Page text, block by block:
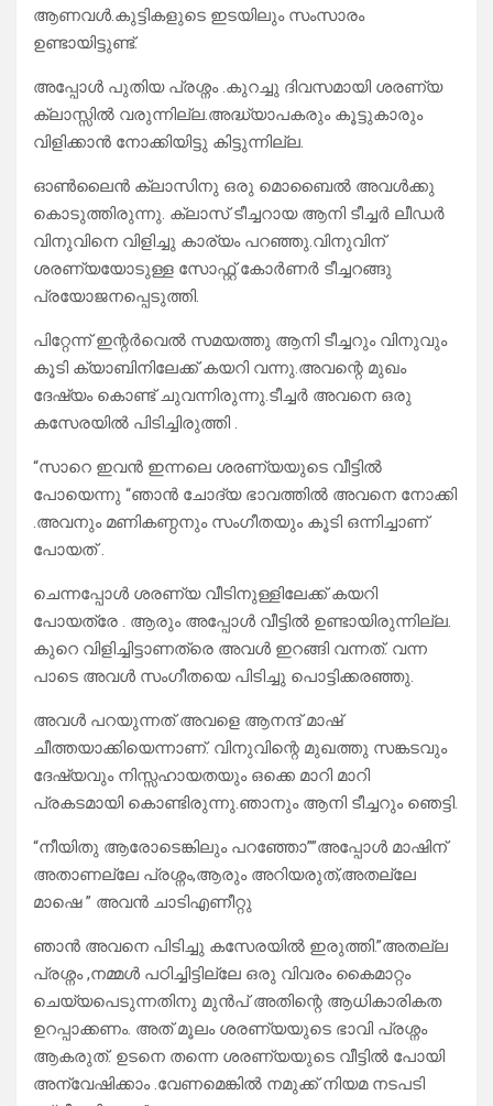
ആണവൾ.കുട്ടികളുടെ ഇടയിലും സംസാരം
ഉണ്ടായിട്ടുണ്ട്.
അപ്പോൾ പുതിയ പ്രശ്നം .കുറച്ചു ദിവസമായി ശരണ്യ
ക്ലാസ്സിൽ വരുന്നില്ല.അദ്ധ്യാപകരും കൂട്ടുകാരും
വിളിക്കാൻ നോക്കിയിട്ടു കിട്ടുന്നില്ല.
ഓൺലൈൻ ക്ലാസിനു ഒരു മൊബൈൽ അവൾക്കു
കൊടുത്തിരുന്നു. ക്ലാസ് ടീച്ചറായ ആനി ടീച്ചർ ലീഡർ
വിനുവിനെ വിളിച്ചു കാര്യം പറഞ്ഞു.വിനുവിന്
ശരണ്യയോടുള്ള സോഫ്റ്റ് കോർണർ ടീച്ചറങ്ങു
പ്രയോജനപ്പെടുത്തി.
പിറ്റേന്ന് ഇന്റർവെൽ സമയത്തു ആനി ടീച്ചറും വിനുവും
കൂടി ക്യാബിനിലേക്ക് കയറി വന്നു.അവന്റെ മുഖം
ദേഷ്യം കൊണ്ട് ചുവന്നിരുന്നു.ടീച്ചർ അവനെ ഒരു
കസേരയിൽ പിടിച്ചിരുത്തി .
“സാറെ ഇവൻ ഇന്നലെ ശരണ്യയുടെ വീട്ടിൽ
പോയെന്നു “ഞാൻ ചോദ്യ ഭാവത്തിൽ അവനെ നോക്കി
.അവനും മണികണ്ഠനും സംഗീതയും കൂടി ഒന്നിച്ചാണ്
പോയത് .
ചെന്നപ്പോൾ ശരണ്യ വീടിനുള്ളിലേക്ക് കയറി
പോയത്രേ . ആരും അപ്പോൾ വീട്ടിൽ ഉണ്ടായിരുന്നില്ല.
കുറെ വിളിച്ചിട്ടാണത്രെ അവൾ ഇറങ്ങി വന്നത്. വന്ന
പാടെ അവൾ സംഗീതയെ പിടിച്ചു പൊട്ടിക്കരഞ്ഞു.
അവൾ പറയുന്നത് അവളെ ആനന്ദ് മാഷ്
ചീത്തയാക്കിയെന്നാണ്. വിനുവിന്റെ മുഖത്തു സങ്കടവും
ദേഷ്യവും നിസ്സഹായതയും ഒക്കെ മാറി മാറി
പ്രകടമായി കൊണ്ടിരുന്നു.ഞാനും ആനി ടീച്ചറും ഞെട്ടി.
“നീയിതു ആരോടെങ്കിലും പറഞ്ഞോ””അപ്പോൾ മാഷിന്
അതാണല്ലേ പ്രശ്നം,ആരും അറിയരുത്,അതല്ലേ
മാഷെ ” അവൻ ചാടിഎണീറ്റു
ഞാൻ അവനെ പിടിച്ചു കസേരയിൽ ഇരുത്തി.”അതല്ല
പ്രശ്നം ,നമ്മൾ പഠിച്ചിട്ടില്ലേ ഒരു വിവരം കൈമാറ്റം
ചെയ്യപെടുന്നതിനു മുൻപ് അതിന്റെ ആധികാരികത
ഉറപ്പാക്കണം. അത് മൂലം ശരണ്യയുടെ ഭാവി പ്രശ്നം
ആകരുത്. ഉടനെ തന്നെ ശരണ്യയുടെ വീട്ടിൽ പോയി
അന്വേഷിക്കാം .വേണമെങ്കിൽ നമുക്ക് നിയമ നടപടി